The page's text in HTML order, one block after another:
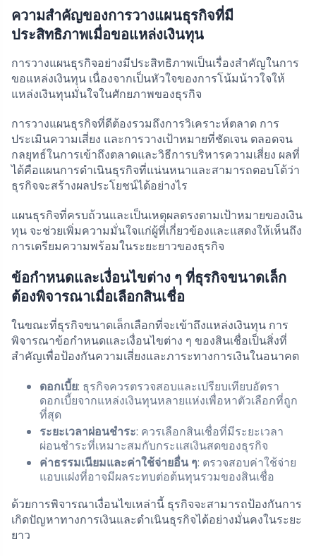
ความสำคัญของการวางแผนธุรกิจที่มี
ประสิทธิภาพเมื่อขอแหล่งเงินทุน
การวางแผนธุรกิจอย่างมีประสิทธิภาพเป็นเรื่องสำคัญในการ
ขอแหล่งเงินทุน เนื่องจากเป็นหัวใจของการโน้มน้าวใจให้
แหล่งเงินทุนมั่นใจในศักยภาพของธุรกิจ
การวางแผนธุรกิจที่ดีต้องรวมถึงการวิเคราะห์ตลาด การ
ประเมินความเสี่ยง และการวางเป้าหมายที่ชัดเจน ตลอดจน
กลยุทธ์ในการเข้าถึงตลาดและวิธีการบริหารความเสี่ยง ผลที่
ได้คือแผนการดำเนินธุรกิจที่แน่นหนาและสามารถตอบโต้ว่า
ธุรกิจจะสร้างผลประโยชน์ได้อย่างไร
แผนธุรกิจที่ครบถ้วนและเป็นเหตุผลตรงตามเป้าหมายของเงิน
ทุน จะช่วยเพิ่มความมั่นใจแก่ผู้ที่เกี่ยวข้องและแสดงให้เห็นถึง
การเตรียมความพร้อมในระยะยาวของธุรกิจ
ข้อกำหนดและเงื่อนไขต่าง ๆ ที่ธุรกิจขนาดเล็ก
ต้องพิจารณาเมื่อเลือกสินเชื่อ
ในขณะที่ธุรกิจขนาดเล็กเลือกที่จะเข้าถึงแหล่งเงินทุน การ
พิจารณาข้อกำหนดและเงื่อนไขต่าง ๆ ของสินเชื่อเป็นสิ่งที่
สำคัญเพื่อป้องกันความเสี่ยงและภาระทางการเงินในอนาคต
ดอกเบี้ย: ธุรกิจควรตรวจสอบและเปรียบเทียบอัตรา
ดอกเบี้ยจากแหล่งเงินทุนหลายแห่งเพื่อหาตัวเลือกที่ถูก
ที่สุด
ระยะเวลาผ่อนชำระ: ควรเลือกสินเชื่อที่มีระยะเวลา
ผ่อนชำระที่เหมาะสมกับกระแสเงินสดของธุรกิจ
ค่าธรรมเนียมและค่าใช้จ่ายอื่น ๆ: ตรวจสอบค่าใช้จ่าย
แอบแฝงที่อาจมีผลระทบต่อต้นทุนรวมของสินเชื่อ
ด้วยการพิจารณาเงื่อนไขเหล่านี้ ธุรกิจจะสามารถป้องกันการ
เกิดปัญหาทางการเงินและดำเนินธุรกิจได้อย่างมั่นคงในระยะ
ยาว